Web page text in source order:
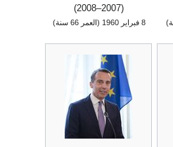
(2007–2008)
8 فبراير 1960 (العمر 66 سنة)